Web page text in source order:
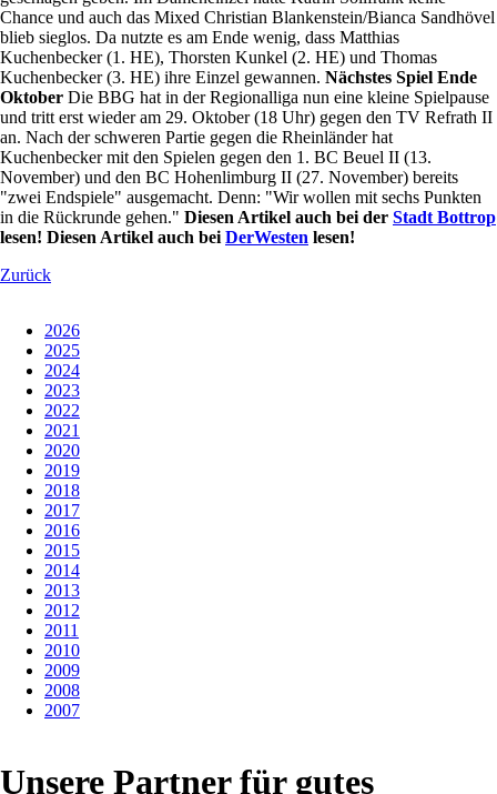
Chance und auch das Mixed Christian Blankenstein/Bianca Sandhövel
blieb sieglos. Da nutzte es am Ende wenig, dass Matthias
Kuchenbecker (1. HE), Thorsten Kunkel (2. HE) und Thomas
Kuchenbecker (3. HE) ihre Einzel gewannen. Nächstes Spiel Ende
Oktober Die BBG hat in der Regionalliga nun eine kleine Spielpause
und tritt erst wieder am 29. Oktober (18 Uhr) gegen den TV Refrath II
an. Nach der schweren Partie gegen die Rheinländer hat
Kuchenbecker mit den Spielen gegen den 1. BC Beuel II (13.
November) und den BC Hohenlimburg II (27. November) bereits
"zwei Endspiele" ausgemacht. Denn: "Wir wollen mit sechs Punkten
in die Rückrunde gehen." Diesen Artikel auch bei der Stadt Bottrop
lesen! Diesen Artikel auch bei DerWesten lesen!
Zurück
2026
2025
2024
2023
2022
2021
2020
2019
2018
2017
2016
2015
2014
2013
2012
2011
2010
2009
2008
2007
Unsere Partner für gutes